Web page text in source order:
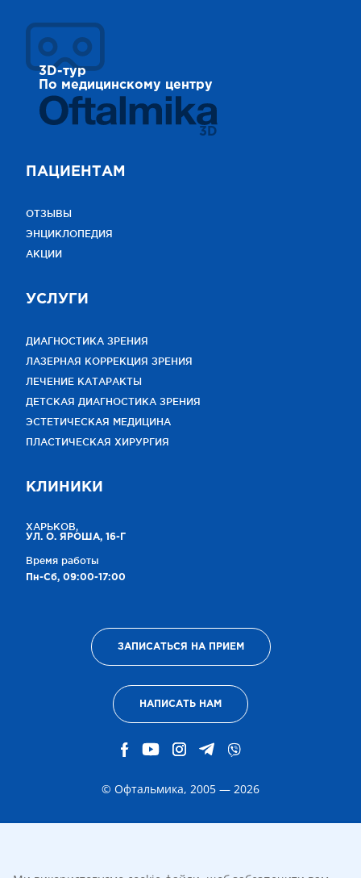
3D-тур
По медицинскому центру
3D
ПАЦИЕНТАМ
ОТЗЫВЫ
ЭНЦИКЛОПЕДИЯ
АКЦИИ
УСЛУГИ
ДИАГНОСТИКА ЗРЕНИЯ
ЛАЗЕРНАЯ КОРРЕКЦИЯ ЗРЕНИЯ
ЛЕЧЕНИЕ КАТАРАКТЫ
ДЕТСКАЯ ДИАГНОСТИКА ЗРЕНИЯ
ЭСТЕТИЧЕСКАЯ МЕДИЦИНА
ПЛАСТИЧЕСКАЯ ХИРУРГИЯ
КЛИНИКИ
ХАРЬКОВ,
УЛ. О. ЯРОША, 16-Г
Время работы
Пн-Сб, 09:00-17:00
ЗАПИСАТЬСЯ НА ПРИЕМ
НАПИСАТЬ НАМ
© Офтальмика, 2005 — 2026